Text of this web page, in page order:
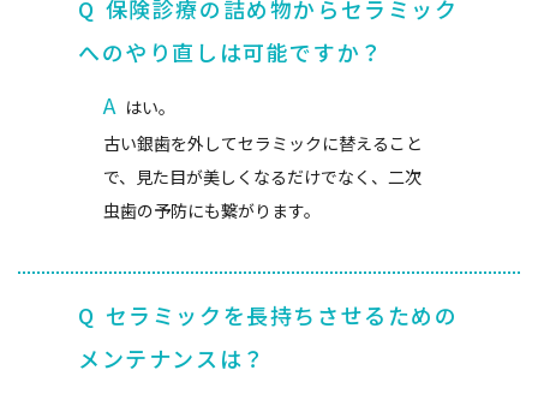
Q 保険診療の詰め物からセラミック
へのやり直しは可能ですか？
A はい。
古い銀歯を外してセラミックに替えること
で、見た目が美しくなるだけでなく、二次
虫歯の予防にも繋がります。
Q セラミックを長持ちさせるための
メンテナンスは？